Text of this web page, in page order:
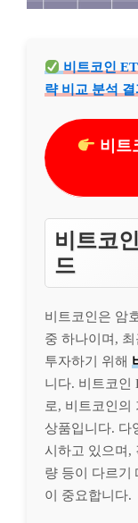
비트코인
략 비교 분석
비트
비트코
드
비트코인은 암
중 하나이며,
투자하기 위해
니다. 비트코인
로, 비트코인의
상품입니다. 다
시하고 있으며,
량 등이 다르기
이 중요합니다.